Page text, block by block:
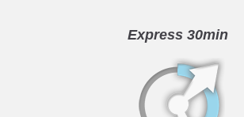
Express 30min